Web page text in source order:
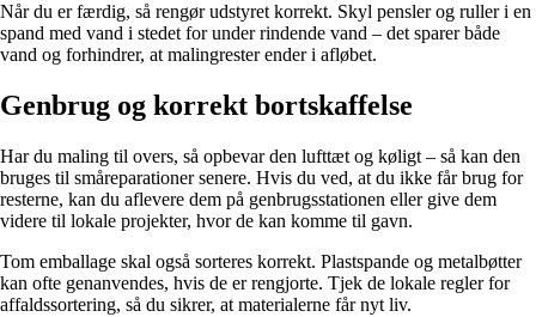
Når du er færdig, så rengør udstyret korrekt. Skyl pensler og ruller i en
spand med vand i stedet for under rindende vand – det sparer både
vand og forhindrer, at malingrester ender i afløbet.
Genbrug og korrekt bortskaffelse
Har du maling til overs, så opbevar den lufttæt og køligt – så kan den
bruges til småreparationer senere. Hvis du ved, at du ikke får brug for
resterne, kan du aflevere dem på genbrugsstationen eller give dem
videre til lokale projekter, hvor de kan komme til gavn.
Tom emballage skal også sorteres korrekt. Plastspande og metalbøtter
kan ofte genanvendes, hvis de er rengjorte. Tjek de lokale regler for
affaldssortering, så du sikrer, at materialerne får nyt liv.